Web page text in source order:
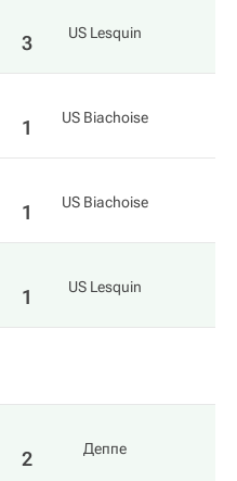
3 US Lesquin
1 US Biachoise
1 US Biachoise
1 US Lesquin
2 Деппе